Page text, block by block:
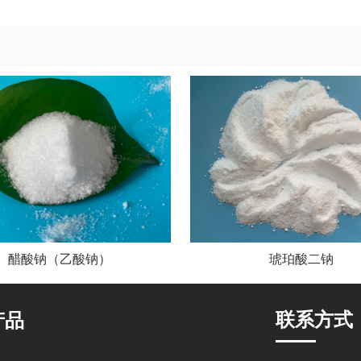
醋酸钠（乙酸钠） 琥珀酸二钠
品 联系方式